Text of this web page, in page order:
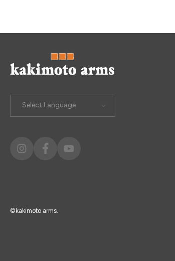
Select Language
©kakimoto arms.